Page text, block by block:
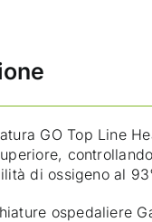
GO Top Line
di ossigeno al
ospedaliere